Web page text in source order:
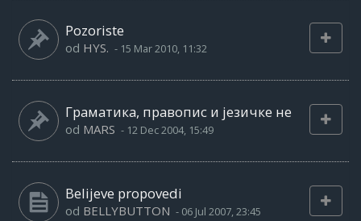
Pozoriste
od HYS. - 15 Mar 2010, 11:32
Граматика, правопис и језичке не
od MARS - 12 Dec 2004, 15:49
Belijeve propovedi
od BELLYBUTTON - 06 Jul 2007, 23:45